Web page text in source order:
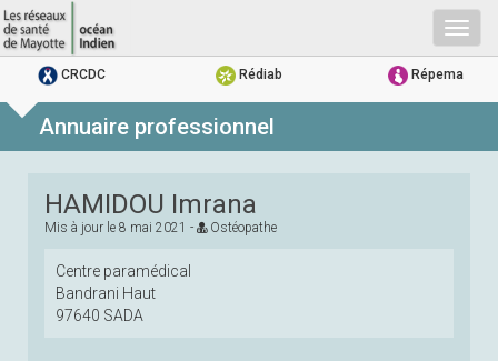
CRCDC Rédiab Répema
Annuaire professionnel
HAMIDOU Imrana
Mis à jour le 8 mai 2021 - Ostéopathe
Centre paramédical
Bandrani Haut
97640 SADA